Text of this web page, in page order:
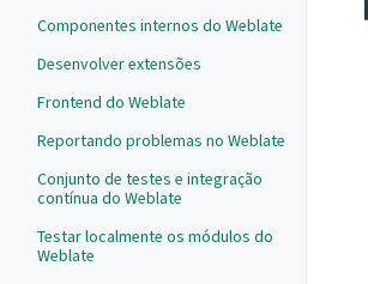
Componentes internos do Weblate
Desenvolver extensões
Frontend do Weblate
Reportando problemas no Weblate
Conjunto de testes e integração
contínua do Weblate
Testar localmente os módulos do
Weblate